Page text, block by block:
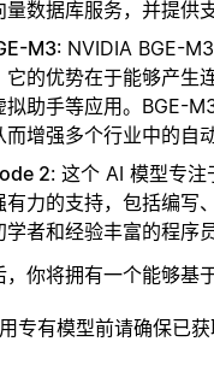
量数据库服务，并提供
M3: NVIDIA BGE-
它的优势在于能够产生
拟助手等应用。BGE-
增强多个行业中的自
2: 这个 AI 模型专
有力的支持，包括编写
者和经验丰富的程序
你将拥有一个能够基
专有模型前请确保已获